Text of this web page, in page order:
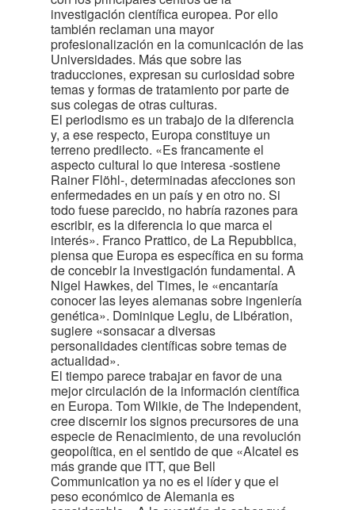
investigación científica europea. Por ello
también reclaman una mayor
profesionalización en la comunicación de las
Universidades. Más que sobre las
traducciones, expresan su curiosidad sobre
temas y formas de tratamiento por parte de
sus colegas de otras culturas.
El periodismo es un trabajo de la diferencia
y, a ese respecto, Europa constituye un
terreno predilecto. «Es francamente el
aspecto cultural lo que interesa -sostiene
Rainer Flöhl-, determinadas afecciones son
enfermedades en un país y en otro no. Si
todo fuese parecido, no habría razones para
escribir, es la diferencia lo que marca el
interés». Franco Prattico, de La Repubblica,
piensa que Europa es específica en su forma
de concebir la investigación fundamental. A
Nigel Hawkes, del Times, le «encantaría
conocer las leyes alemanas sobre ingeniería
genética». Dominique Leglu, de Libération,
sugiere «sonsacar a diversas
personalidades científicas sobre temas de
actualidad».
El tiempo parece trabajar en favor de una
mejor circulación de la información científica
en Europa. Tom Wilkie, de The Independent,
cree discernir los signos precursores de una
especie de Renacimiento, de una revolución
geopolítica, en el sentido de que «Alcatel es
más grande que ITT, que Bell
Communication ya no es el líder y que el
peso económico de Alemania es